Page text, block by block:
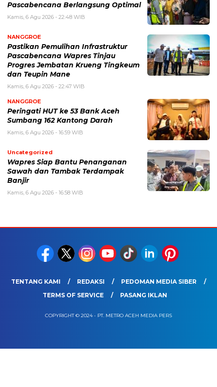
Pascabencana Berlangsung Optimal
Kamis, 6 Agu 2026 - 22:48 WIB
NANGGROE
Pastikan Pemulihan Infrastruktur
Pascabencana Wapres Tinjau
Progres Jembatan Krueng Tingkeum
dan Teupin Mane
Kamis, 6 Agu 2026 - 22:47 WIB
NANGGROE
Peringati HUT ke 53 Bank Aceh
Sumbang 162 Kantong Darah
Kamis, 6 Agu 2026 - 16:59 WIB
Uncategorized
Wapres Siap Bantu Penanganan
Sawah dan Tambak Terdampak
Banjir
Kamis, 6 Agu 2026 - 16:58 WIB
TENTANG KAMI REDAKSI
PEDOMAN MEDIA SIBER
TERMS OF SERVICE
PASANG IKLAN
COPYRIGHT © 2024 - PT. METRO ACEH MEDIA PERS